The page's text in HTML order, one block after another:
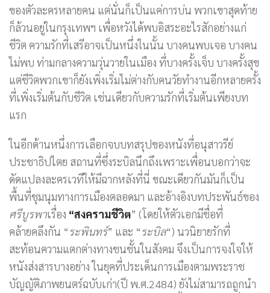
ของตัวละครหลายคน แต่นั่นก็เป็นแค่การบ่น พวกเขาสุดท้าย
ก็ล้วนอยู่ในกรุงเทพฯ เพื่อหวังได้พบอิสระอะไรสักอย่างแก่
ชีวิต ความรักที่เสรีอาจเป็นหนึ่งในนั้น บางคนพบเจอ บางคน
ไม่พบ ท่ามกลางความวุ่นวายในเมือง ที่บางครั้งเจ็บ บางครั้งสุข
แต่ชีวิตพวกเขาก็ยังเพิ่งเริ่มไม่ต่างกับคนวัยทำงานอีกหลายครั้ง
ที่เพิ่งเริ่มต้นกับชีวิต เช่นเดียวกับความรักที่เริ่มต้นเพียงบท
แรก
ในอีกด้านหนึ่งการเลือกจบบทสรุปของหนังที่อนุสาวรีย์
ประชาธิปไตย สถานที่ซึ่งระบิลนึกถึงเพราะเพื่อนบอกว่าจะ
ดัดแปลงละครเวทีให้มีฉากหลังที่นี่ ขณะเดียวกันมันก็เป็น
พื้นที่ชุมนุมทางการเมืองตลอดมา และอ้างอิงบทประพันธ์ของ
ศรีบูรพาเรื่อง “สงครามชีวิต” (โดยให้ตัวเอกมีชื่อที่
คล้ายคลึงกัน “ระพินทร์” และ “ระบิล“) นวนิยายรักที่
สะท้อนความแตกต่างทางชนชั้นในสังคม จึงเป็นการจงใจให้
หนังส่งสารบางอย่าง ในยุคที่ประเด็นการเมืองตามพระราช
บัญญัติภาพยนตร์ฉบับเก่า(ปี พ.ศ.2484) ยังไม่สามารถถูกนำ